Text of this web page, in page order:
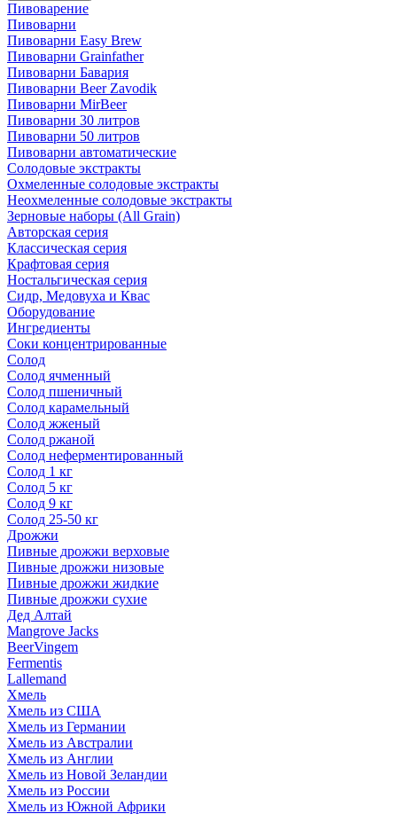
Пивоварение
Пивоварни
Пивоварни Easy Brew
Пивоварни Grainfather
Пивоварни Бавария
Пивоварни Beer Zavodik
Пивоварни MirBeer
Пивоварни 30 литров
Пивоварни 50 литров
Пивоварни автоматические
Солодовые экстракты
Охмеленные солодовые экстракты
Неохмеленные солодовые экстракты
Зерновые наборы (All Grain)
Авторская серия
Классическая серия
Крафтовая серия
Ностальгическая серия
Сидр, Медовуха и Квас
Оборудование
Ингредиенты
Соки концентрированные
Солод
Солод ячменный
Солод пшеничный
Солод карамельный
Солод жженый
Солод ржаной
Солод неферментированный
Солод 1 кг
Солод 5 кг
Солод 9 кг
Солод 25-50 кг
Дрожжи
Пивные дрожжи верховые
Пивные дрожжи низовые
Пивные дрожжи жидкие
Пивные дрожжи сухие
Дед Алтай
Mangrove Jacks
BeerVingem
Fermentis
Lallemand
Хмель
Хмель из США
Хмель из Германии
Хмель из Австралии
Хмель из Англии
Хмель из Новой Зеландии
Хмель из России
Хмель из Южной Африки